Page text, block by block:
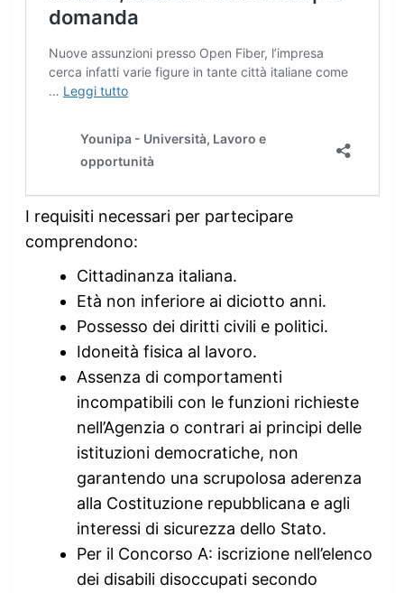
I requisiti necessari per partecipare
comprendono:
Cittadinanza italiana.
Età non inferiore ai diciotto anni.
Possesso dei diritti civili e politici.
Idoneità fisica al lavoro.
Assenza di comportamenti
incompatibili con le funzioni richieste
nell’Agenzia o contrari ai principi delle
istituzioni democratiche, non
garantendo una scrupolosa aderenza
alla Costituzione repubblicana e agli
interessi di sicurezza dello Stato.
Per il Concorso A: iscrizione nell’elenco
dei disabili disoccupati secondo